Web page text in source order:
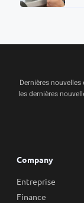
Dernières
les dernières
Company
Entreprise
Finance